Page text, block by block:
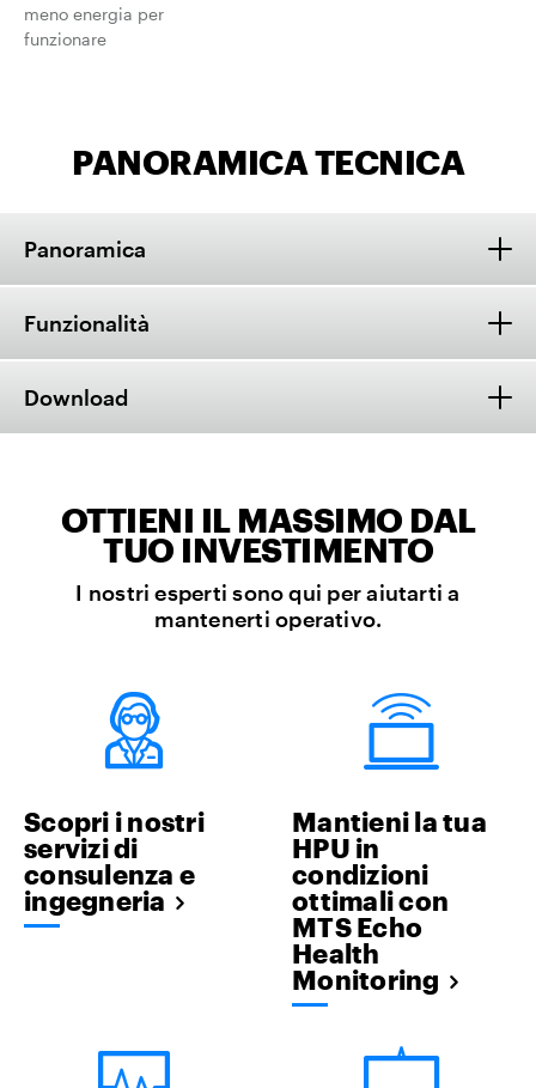
meno energia per
funzionare
PANORAMICA TECNICA
Panoramica
Funzionalità
Download
OTTIENI IL MASSIMO DAL
TUO INVESTIMENTO
I nostri esperti sono qui per aiutarti a
mantenerti operativo.
Scopri i nostri
servizi di
consulenza e
ingegneria
Mantieni la tua
HPU in
condizioni
ottimali con
MTS Echo
Health
Monitoring